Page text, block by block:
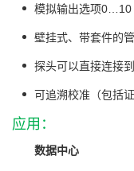
模拟输出选项0…10
壁挂式、带套件的
探头可以直接连接
可追溯校准（包括证
应用：
数据中心